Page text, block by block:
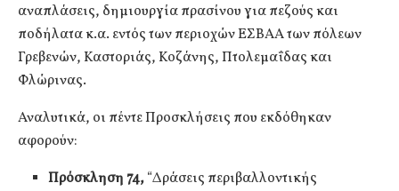
αναπλάσεις, δημιουργία πρασίνου για πεζούς και
ποδήλατα κ.α. εντός των περιοχών ΕΣΒΑΑ των πόλεων
Γρεβενών, Καστοριάς, Κοζάνης, Πτολεμαΐδας και
Φλώρινας.
Αναλυτικά, οι πέντε Προσκλήσεις που εκδόθηκαν
αφορούν:
Πρόσκληση 74,“Δράσεις περιβαλλοντικής